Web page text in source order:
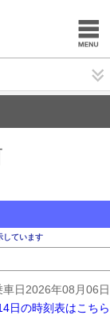
しています
車日2026年08月06日
日の時刻表はこちら